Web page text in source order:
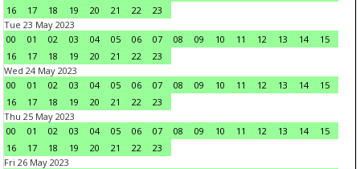
16
17 18 19 20 21 22
23
Tue 23 May 2023
00
01 02 03 04 05 06 07 08 09 10 11 12 13 14
15
16
17 18 19 20 21 22
23
Wed 24 May 2023
00
01 02 03 04 05 06 07 08 09 10 11 12 13 14
15
16
17 18 19 20 21 22
23
Thu 25 May 2023
00
01 02 03 04 05 06 07 08 09 10 11 12 13 14
15
16
17 18 19 20 21 22
23
Fri 26 May 2023